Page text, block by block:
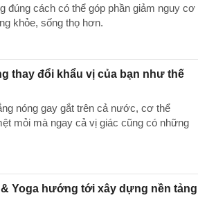
đúng cách có thể góp phần giảm nguy cơ
khỏe, sống thọ hơn.
thay đổi khẩu vị của bạn như thế
nóng gay gắt trên cả nước, cơ thể
mỏi mà ngay cả vị giác cũng có những
Yoga hướng tới xây dựng nền tảng